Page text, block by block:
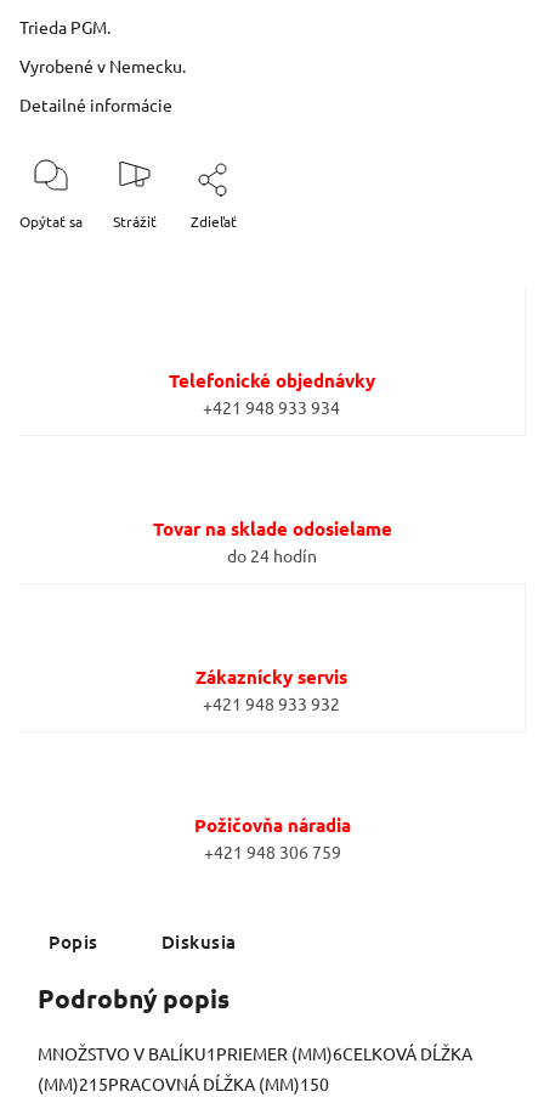
Trieda PGM.
Vyrobené v Nemecku.
Detailné informácie
Opýtať sa Strážiť Zdieľať
Telefonické objednávky
+421 948 933 934
Tovar na sklade odosielame
do 24 hodín
Zákaznícky servis
+421 948 933 932
Požičovňa náradia
+421 948 306 759
Popis Diskusia
Podrobný popis
MNOŽSTVO V BALÍKU1PRIEMER (MM)6CELKOVÁ DĹŽKA
(MM)215PRACOVNÁ DĹŽKA (MM)150